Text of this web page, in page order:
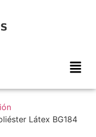
Látex BG184